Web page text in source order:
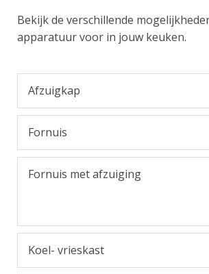
Bekijk de verschillende
apparatuur voor in jouw keuken.
Afzuigkap
Fornuis
Fornuis met afzuiging
Koel- vrieskast